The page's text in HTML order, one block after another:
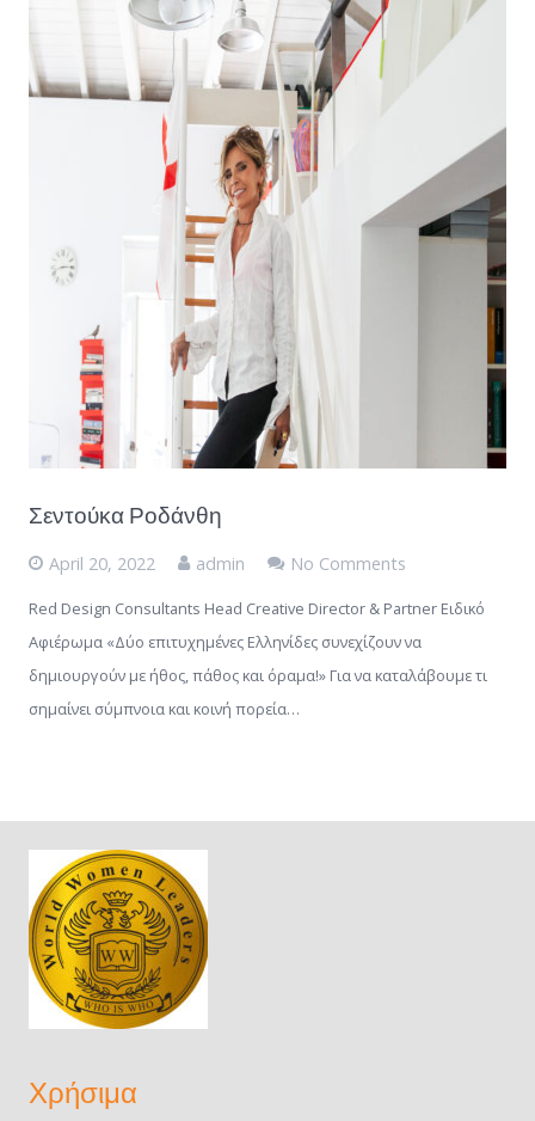
Σεντούκα Ροδάνθη
April 20, 2022 admin No Comments
Red Design Consultants Head Creative Director & Partner Ειδικό
Αφιέρωμα «Δύο επιτυχημένες Ελληνίδες συνεχίζουν να
δημιουργούν με ήθος, πάθος και όραμα!» Για να καταλάβουμε τι
σημαίνει σύμπνοια και κοινή πορεία…
Χρήσιμα